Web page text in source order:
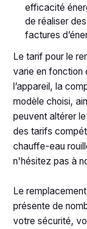
efficacité
de réaliser
factures
Le tarif pour le
varie en fonction
l’appareil, la
modèle choisi,
peuvent altérer
des tarifs
chauffe-eau
n'hésitez pas à
Le
présente de
votre sécurité,